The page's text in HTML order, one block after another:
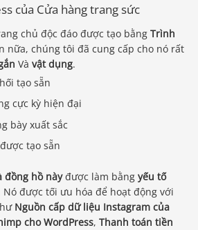
của Cửa hàng trang sức
chủ độc đáo được tạo bằng Trình
nữa, chúng tôi đã cung cấp cho nó rất
Và vật dụng.
tạo sẵn
cực kỳ hiện đại
bày xuất sắc
tạo sẵn
đồng hồ nàyđược làm bằng yếu tố
được tối ưu hóa để hoạt động với
Nguồn cấp dữ liệu Instagram của
cho WordPress, Thanh toán tiền